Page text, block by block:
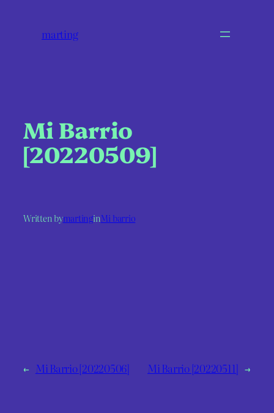
marting
Mi Barrio
[20220509]
Written bymartinginMi barrio
← Mi Barrio [20220506] Mi Barrio [20220511] →